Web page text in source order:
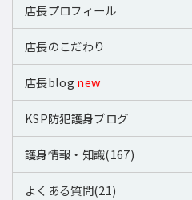
店長プロフィール
店長のこだわり
店長blog new
KSP防犯護身ブログ
護身情報・知識(167)
よくある質問(21)